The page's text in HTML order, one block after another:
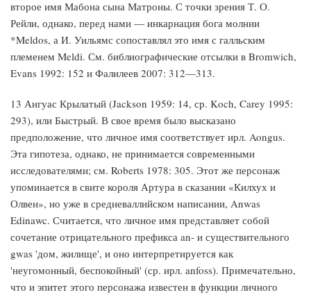
второе имя Мабона сына Матроны. С точки зрения Т. О.
Рейли, однако, перед нами — инкарнация бога молнии
*Meldos, а И. Уильямс сопоставлял это имя с галльским
племенем Meldi. См. библиографические отсылки в Bromwich,
Evans 1992: 152 и Фалилеев 2007: 312—313.
13 Ангуас Крылатый (Jackson 1959: 14, ср. Koch, Carey 1995:
293), или Быстрый. В свое время было высказано
предположение, что личное имя соответствует ирл. Aongus.
Эта гипотеза, однако, не принимается современными
исследователями; см. Roberts 1978: 305. Этот же персонаж
упоминается в свите короля Артура в сказании «Килхух и
Олвен», но уже в средневаллийском написании, Anwas
Edinawc. Считается, что личное имя представляет собой
сочетание отрицательного префикса an- и существительного
gwas 'дом, жилище', и оно интерпретируется как
'неугомонный, беспокойный' (ср. ирл. anfoss). Примечательно,
что и эпитет этого персонажа известен в функции личного